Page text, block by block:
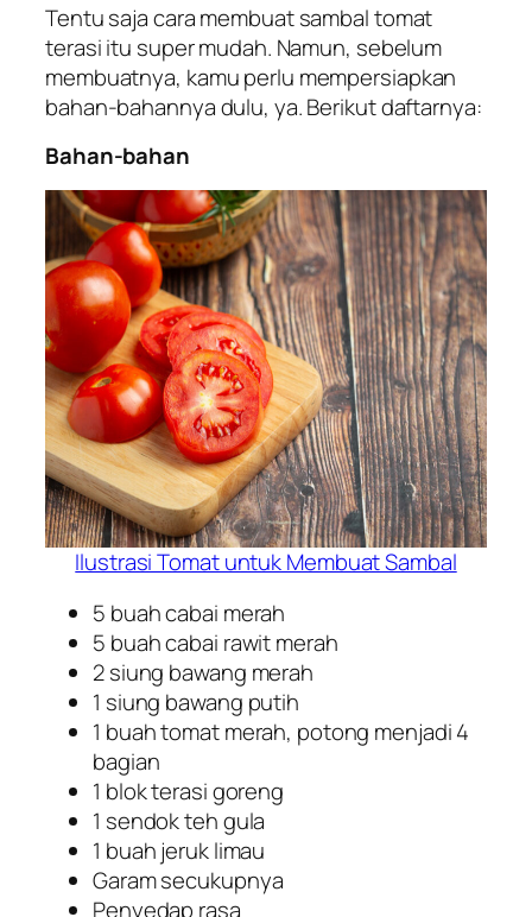
Tentu saja cara membuat sambal tomat
terasi itu super mudah. Namun, sebelum
membuatnya, kamu perlu mempersiapkan
bahan-bahannya dulu, ya. Berikut daftarnya:
Bahan-bahan
Ilustrasi Tomat untuk Membuat Sambal
5 buah cabai merah
5 buah cabai rawit merah
2 siung bawang merah
1 siung bawang putih
1 buah tomat merah, potong menjadi 4
bagian
1 blok terasi goreng
1 sendok teh gula
1 buah jeruk limau
Garam secukupnya
Penyedap rasa